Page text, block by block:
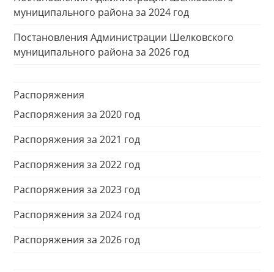
муниципального района за 2024 год
Постановления Администрации Шелковского
муниципального района за 2026 год
Распоряжения
Распоряжения за 2020 год
Распоряжения за 2021 год
Распоряжения за 2022 год
Распоряжения за 2023 год
Распоряжения за 2024 год
Распоряжения за 2026 год